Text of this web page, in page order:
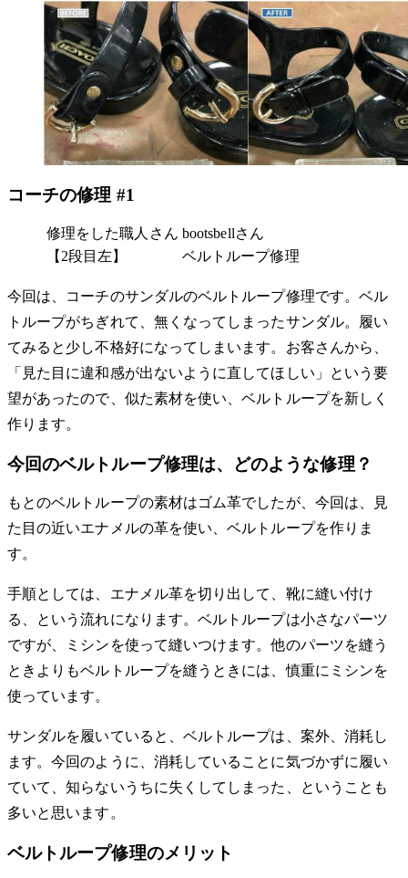
コーチの修理 #1
修理をした職人さん bootsbellさん
【2段目左】
ベルトループ修理
今回は、コーチのサンダルのベルトループ修理です。ベル
トループがちぎれて、無くなってしまったサンダル。履い
てみると少し不格好になってしまいます。お客さんから、
「見た目に違和感が出ないように直してほしい」という要
望があったので、似た素材を使い、ベルトループを新しく
作ります。
今回のベルトループ修理は、どのような修理？
もとのベルトループの素材はゴム革でしたが、今回は、見
た目の近いエナメルの革を使い、ベルトループを作りま
す。
手順としては、エナメル革を切り出して、靴に縫い付け
る、という流れになります。ベルトループは小さなパーツ
ですが、ミシンを使って縫いつけます。他のパーツを縫う
ときよりもベルトループを縫うときには、慎重にミシンを
使っています。
サンダルを履いていると、ベルトループは、案外、消耗し
ます。今回のように、消耗していることに気づかずに履い
ていて、知らないうちに失くしてしまった、ということも
多いと思います。
ベルトループ修理のメリット